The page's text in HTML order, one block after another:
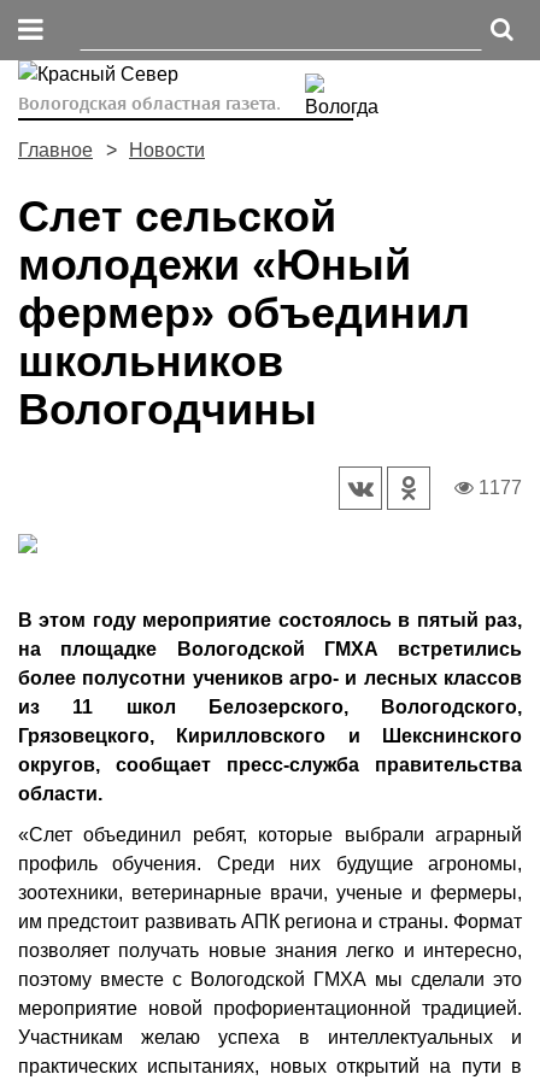
Вологодская областная газета.
Главное Новости
Слет сельской
молодежи «Юный
фермер» объединил
школьников
Вологодчины
1177
В этом году мероприятие состоялось в пятый раз,
на площадке Вологодской ГМХА встретились
более полусотни учеников агро- и лесных классов
из 11 школ Белозерского, Вологодского,
Грязовецкого, Кирилловского и Шекснинского
округов, сообщает пресс-служба правительства
области.
«Слет объединил ребят, которые выбрали аграрный
профиль обучения. Среди них будущие агрономы,
зоотехники, ветеринарные врачи, ученые и фермеры,
им предстоит развивать АПК региона и страны. Формат
позволяет получать новые знания легко и интересно,
поэтому вместе с Вологодской ГМХА мы сделали это
мероприятие новой профориентационной традицией.
Участникам желаю успеха в интеллектуальных и
практических испытаниях, новых открытий на пути в